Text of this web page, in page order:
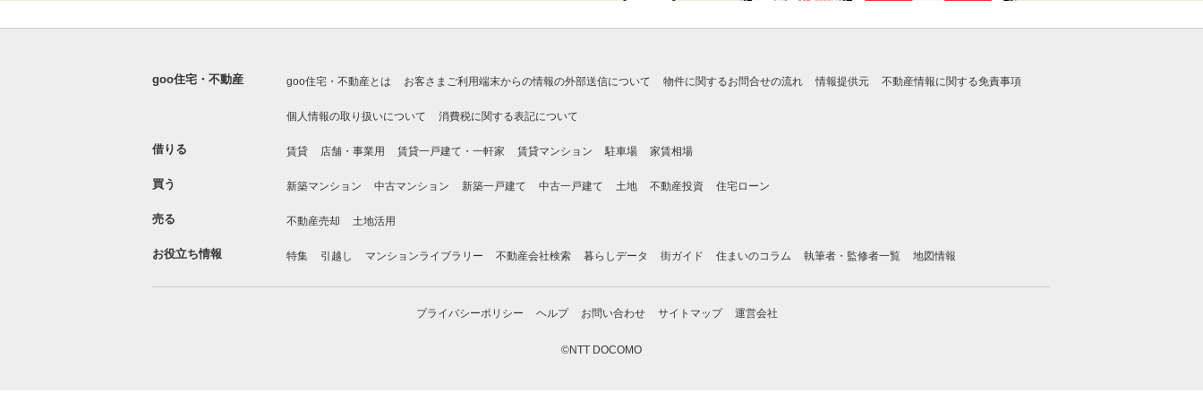
goo住宅・不動産 goo住宅・不動産とは お客さまご利用端末からの情報の外部送信について 物件に関するお問合せの流れ 情報提供元 不動産情報に関する免責事項
個人情報の取り扱いについて 消費税に関する表記について
借りる 賃貸 店舗・事業用 賃貸一戸建て・一軒家 賃貸マンション 駐車場 家賃相場
買う 新築マンション 中古マンション 新築一戸建て 中古一戸建て 土地 不動産投資 住宅ローン
売る 不動産売却 土地活用
お役立ち情報 特集 引越し マンションライブラリー 不動産会社検索 暮らしデータ 街ガイド 住まいのコラム 執筆者・監修者一覧 地図情報
プライバシーポリシー ヘルプ お問い合わせ サイトマップ 運営会社
©NTT DOCOMO